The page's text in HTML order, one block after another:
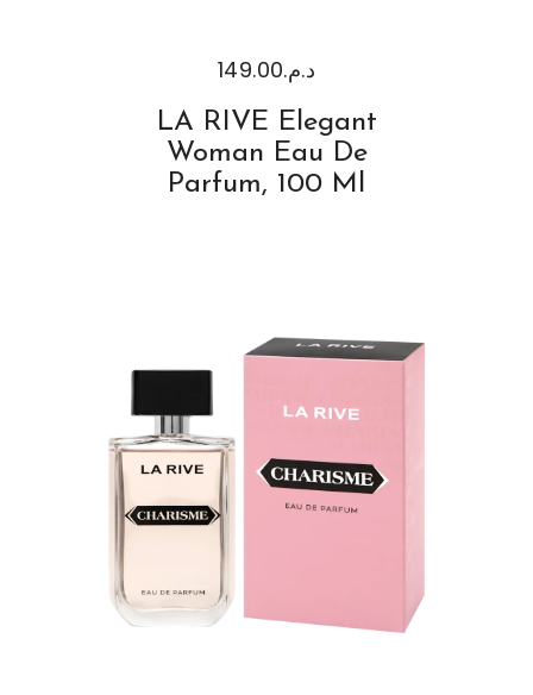
د.م.149.00
LA RIVE Elegant
Woman Eau De
Parfum, 100 Ml